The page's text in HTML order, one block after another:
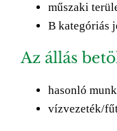
műszaki
B kategóriás
Az állás
hasonló
vízvezeték/